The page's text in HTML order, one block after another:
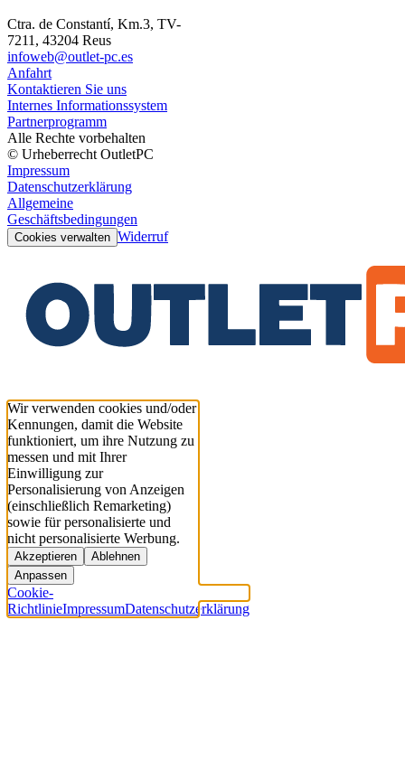
Ctra. de Constantí, Km.3, TV-
7211, 43204 Reus
infoweb@outlet-pc.es
Anfahrt
Kontaktieren Sie uns
Internes Informationssystem
Partnerprogramm
Alle Rechte vorbehalten
© Urheberrecht OutletPC
Impressum
Datenschutzerklärung
Allgemeine
Geschäftsbedingungen
Cookies verwalten Widerruf
Wir verwenden cookies und/oder
Kennungen, damit die Website
funktioniert, um ihre Nutzung zu
messen und mit Ihrer
Einwilligung zur
Personalisierung von Anzeigen
(einschließlich Remarketing)
sowie für personalisierte und
nicht personalisierte Werbung.
Akzeptieren
Ablehnen
Anpassen
Cookie-
RichtlinieImpressumDatenschutzerklärung